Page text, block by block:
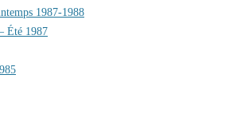
1987-1988
Été 1987